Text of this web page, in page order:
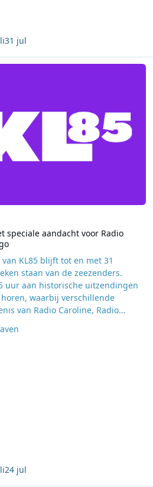
31 jul
op KL85 met speciale aandacht
speciale aandacht voor Radio
KL85 blijft tot en met 31
staan van de zeezenders.
uur aan historische uitzendingen
waarbij verschillende
van Radio Caroline, Radio
stream is vanwege de
24 jul